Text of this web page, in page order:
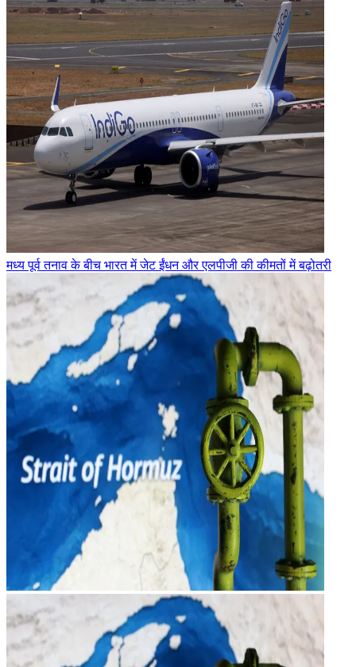
मध्य पूर्व तनाव के बीच भारत में जेट ईंधन और एलपीजी की कीमतों में बढ़ोतरी